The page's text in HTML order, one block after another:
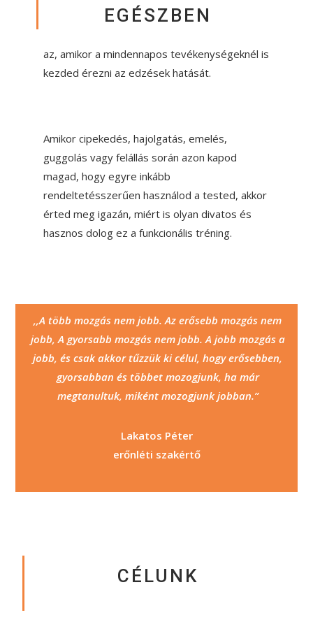
EGÉSZBEN
az, amikor a mindennapos tevékenységeknél is
kezded érezni az edzések hatását.
Amikor cipekedés, hajolgatás, emelés,
guggolás vagy felállás során azon kapod
magad, hogy egyre inkább
rendeltetésszerűen használod a tested, akkor
érted meg igazán, miért is olyan divatos és
hasznos dolog ez a funkcionális tréning.
,,A több mozgás nem jobb. Az erősebb mozgás nem
jobb, A gyorsabb mozgás nem jobb. A jobb mozgás a
jobb, és csak akkor tűzzük ki célul, hogy erősebben,
gyorsabban és többet mozogjunk, ha már
megtanultuk, miként mozogjunk jobban.”
Lakatos Péter
erőnléti szakértő
CÉLUNK